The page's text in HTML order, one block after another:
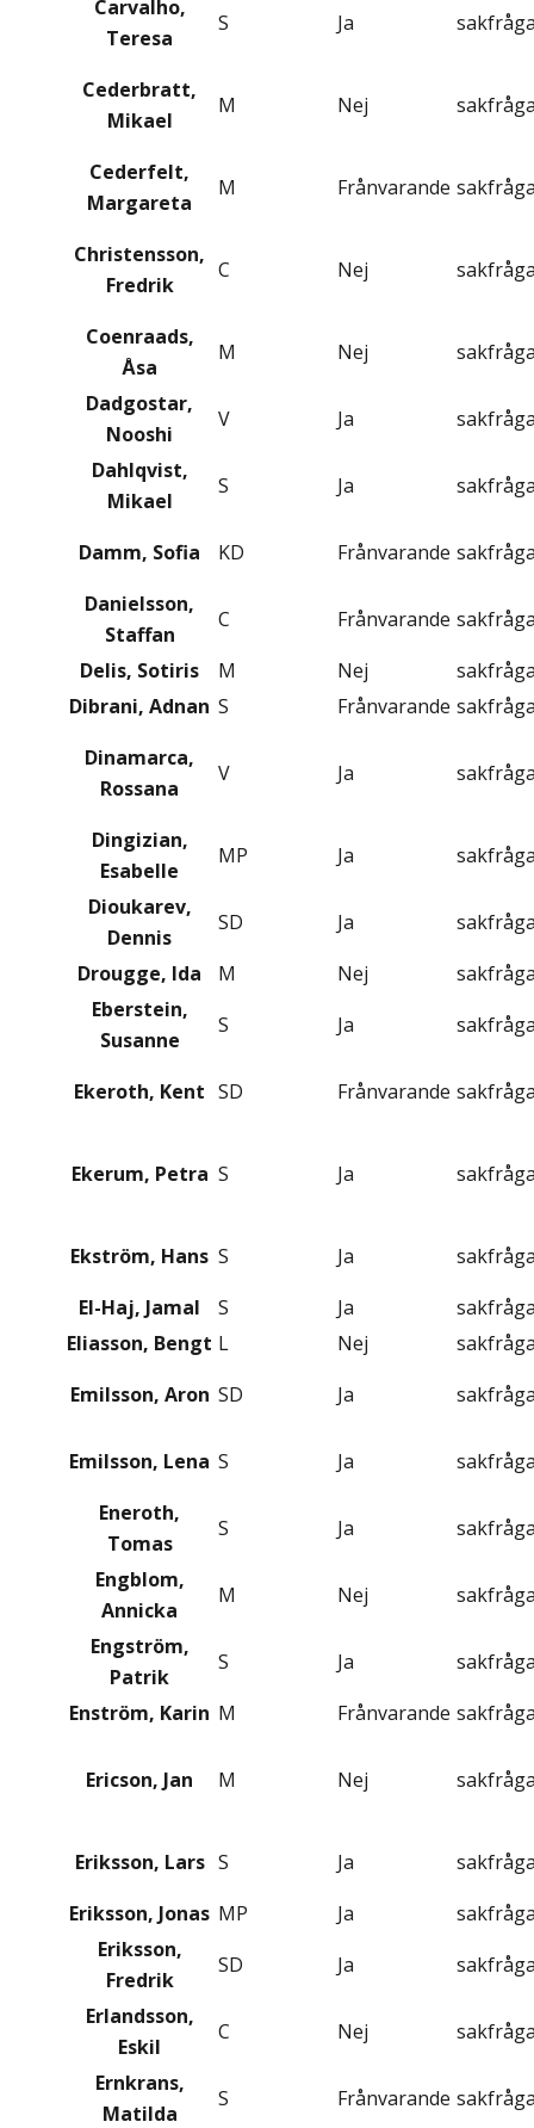
Carvalho,
Teresa
S Ja
Cederbratt,
Mikael
M Nej
Cederfelt,
Margareta
M Frånvarande
Christensson,
Fredrik
C Nej
Coenraads,
Åsa
M Nej
Dadgostar,
Nooshi
V Ja
Dahlqvist,
Mikael
S Ja
Damm, Sofia KD Frånvarande
Danielsson,
Staffan
C Frånvarande
Delis, Sotiris
M Nej
Dibrani, Adnan S Frånvarande
Dinamarca,
Rossana
V Ja
Dingizian,
Esabelle
MP Ja
Dioukarev,
Dennis
SD Ja
Drougge, Ida
M Nej
Eberstein,
Susanne
S Ja
Ekeroth, Kent SD Frånvarande
Ekerum, Petra S Ja
Ekström, Hans S Ja
El-Haj, Jamal
S Ja
Eliasson, Bengt L Nej
Emilsson, Aron SD Ja
Emilsson, Lena S Ja
Eneroth,
Tomas
S Ja
Engblom,
Annicka
M Nej
Engström,
Patrik
S Ja
Enström, Karin M Frånvarande
Ericson, Jan M Nej
Eriksson, Lars S Ja
Eriksson, Jonas MP Ja
Eriksson,
Fredrik
SD Ja
Erlandsson,
Eskil
C Nej
Ernkrans,
Matilda
S Frånvarande